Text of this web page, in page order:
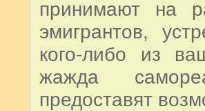
принимают на
эмигрантов,
кого-либо из
жажда
предоставят